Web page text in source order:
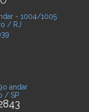
- 1004/1005
/ RJ
andar
/ SP